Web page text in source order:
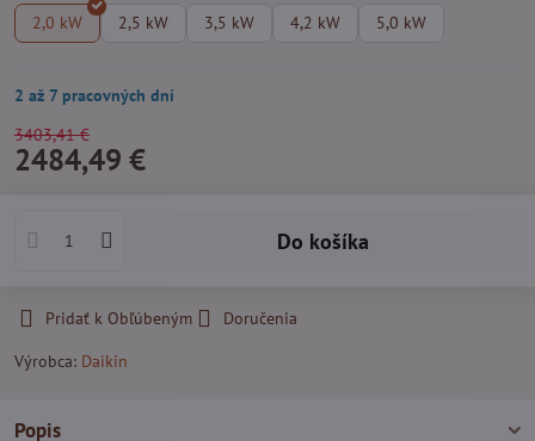
2,0 kW
2,5 kW 3,5 kW 4,2 kW 5,0 kW
2 až 7 pracovných dní
3403,41 €
2484,49 €
Do košíka
Pridať k Obľúbeným
Doručenia
Výrobca: Daikin
Popis